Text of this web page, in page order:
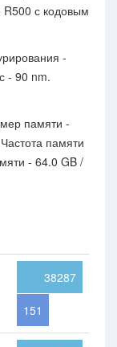
R500 с кодовым
-
- 90 nm.
памяти -
памяти
- 64.0 GB /
38287
151